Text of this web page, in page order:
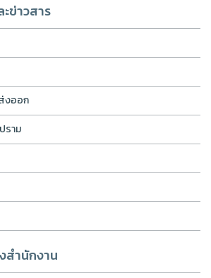
ข่าวสาร
งออก
ราม
สำนักงาน